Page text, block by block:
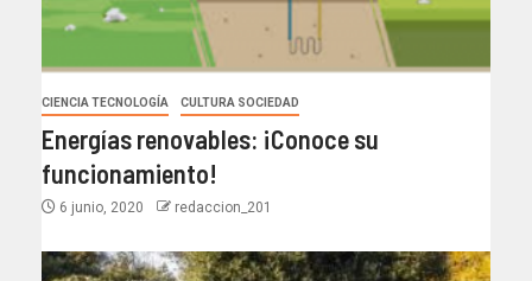
CIENCIA TECNOLOGÍA CULTURA SOCIEDAD
Energías renovables: ¡Conoce su
funcionamiento!
6 junio, 2020 redaccion_201